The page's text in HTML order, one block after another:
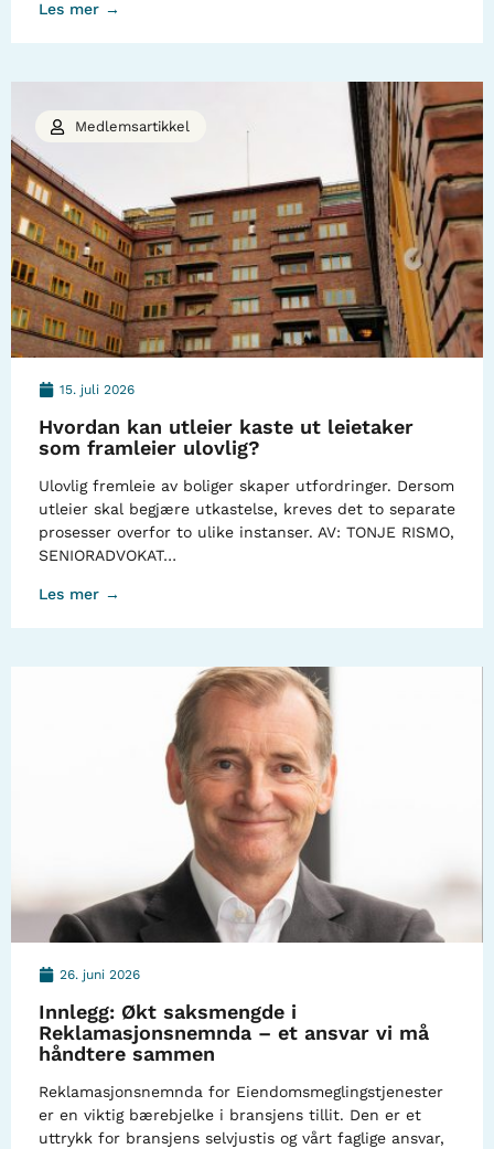
Les mer →
15. juli 2026
Hvordan kan utleier kaste ut leietaker
som framleier ulovlig?
Ulovlig fremleie av boliger skaper utfordringer. Dersom
utleier skal begjære utkastelse, kreves det to separate
prosesser overfor to ulike instanser. AV: TONJE RISMO,
SENIORADVOKAT…
Les mer →
Medlemsartikkel
26. juni 2026
Innlegg: Økt saksmengde i
Reklamasjonsnemnda – et ansvar vi må
håndtere sammen
Reklamasjonsnemnda for Eiendomsmeglingstjenester
er en viktig bærebjelke i bransjens tillit. Den er et
uttrykk for bransjens selvjustis og vårt faglige ansvar,